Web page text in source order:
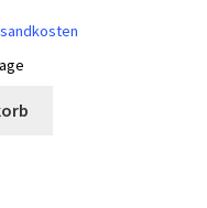
Preis
20,00 €.